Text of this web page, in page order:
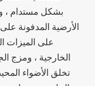
بشكل مستدام ،
الأرضية المدفونة
على الميزات
الخارجية ، ومزج
تخلق الأضواء